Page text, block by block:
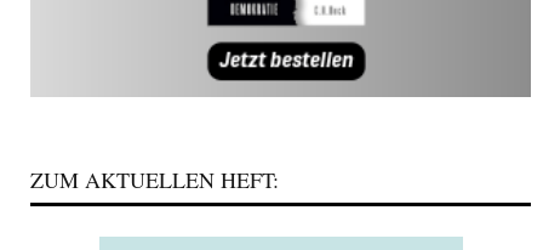
ZUM AKTUELLEN HEFT: